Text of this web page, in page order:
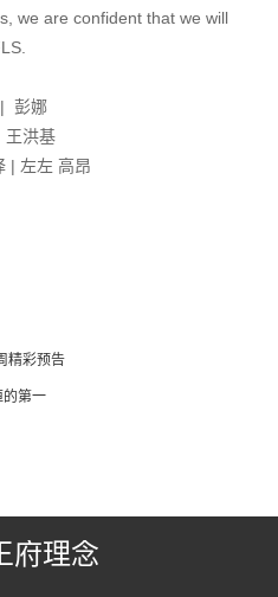
we are confident that we will
彭娜
王洪基
高昂
精彩预告
的第一
府理念